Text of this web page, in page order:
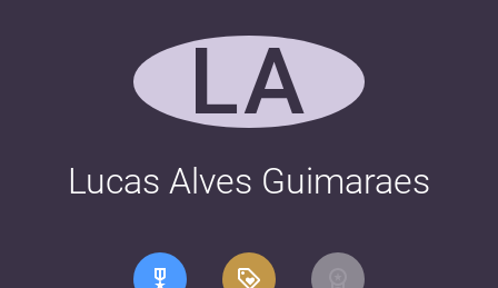
LA
Lucas Alves Guimaraes